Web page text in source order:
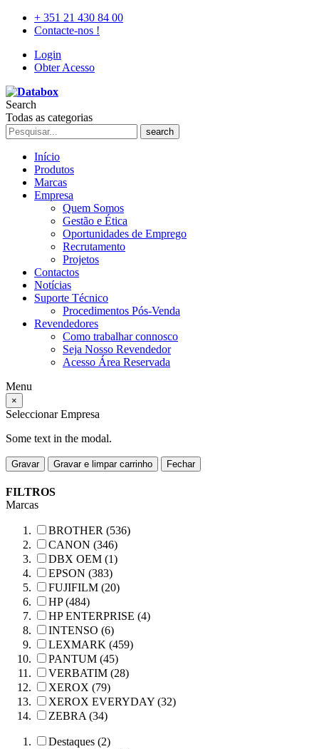
+ 351 21 430 84 00
Contacte-nos !
Login
Obter Acesso
Search
Todas as categorias
search
Início
Produtos
Marcas
Empresa
Quem Somos
Gestão e Ética
Oportunidades de Emprego
Recrutamento
Projetos
Contactos
Notícias
Suporte Técnico
Procedimentos Pós-Venda
Revendedores
Como trabalhar connosco
Seja Nosso Revendedor
Acesso Área Reservada
Menu
×
Seleccionar Empresa
Some text in the modal.
Gravar Gravar e limpar carrinho Fechar
FILTROS
Marcas
BROTHER (536)
CANON (346)
DBX OEM (1)
EPSON (383)
FUJIFILM (20)
HP (484)
HP ENTERPRISE (4)
INTENSO (6)
LEXMARK (459)
PANTUM (45)
VERBATIM (28)
XEROX (79)
XEROX EVERYDAY (32)
ZEBRA (34)
Destaques (2)